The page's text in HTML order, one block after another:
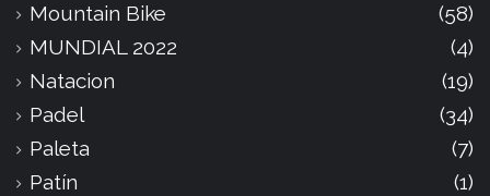
Mountain Bike
(58)
MUNDIAL 2022
(4)
Natacion
(19)
Padel
(34)
Paleta
(7)
Patín
(1)